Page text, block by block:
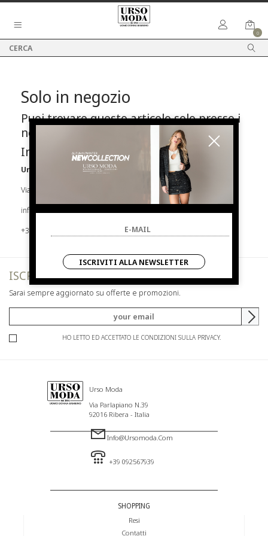
0
Solo in negozio
Puoi trovare questo articolo solo presso i
nostri punti vendita:
Info contatti
Urso Moda
Via Parlapiano N.39 92016 Ribera
info@ursomoda.com
+39 092567939
ISCRIVITI ALLA NEWSLETTER
Sarai sempre aggiornato su offerte e promozioni.
HO LETTO ED ACCETTATO LE CONDIZIONI SULLA PRIVACY.
Urso Moda
Via Parlapiano N.39
92016 Ribera - Italia
Info@ursomoda.com
+39 092567939
SHOPPING
Resi
Contatti
ISCRIVITI ALLA NEWSLETTER